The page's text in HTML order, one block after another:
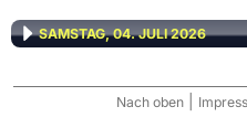
SAMSTAG, 04. JULI 2026
Nach oben